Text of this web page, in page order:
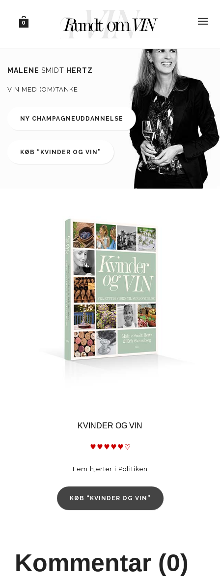
0
MALENE SMIDT HERTZ
VIN MED (OM)TANKE
NY CHAMPAGNEUDDANNELSE
KØB “KVINDER OG VIN”
KVINDER OG VIN
Fem hjerter i Politiken
KØB “KVINDER OG VIN”
Kommentar (0)